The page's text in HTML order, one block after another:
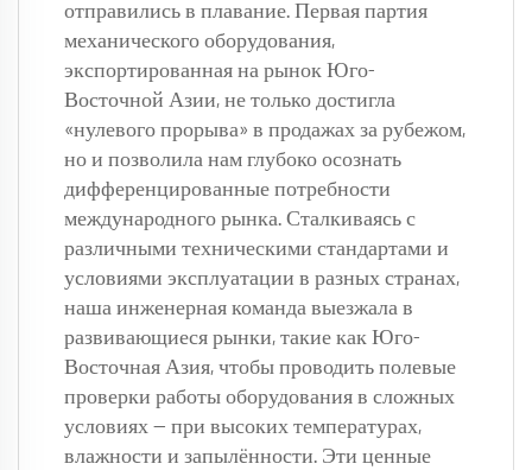
отправились в плавание. Первая партия
механического оборудования,
экспортированная на рынок Юго-
Восточной Азии, не только достигла
«нулевого прорыва» в продажах за рубежом,
но и позволила нам глубоко осознать
дифференцированные потребности
международного рынка. Сталкиваясь с
различными техническими стандартами и
условиями эксплуатации в разных странах,
наша инженерная команда выезжала в
развивающиеся рынки, такие как Юго-
Восточная Азия, чтобы проводить полевые
проверки работы оборудования в сложных
условиях — при высоких температурах,
влажности и запылённости. Эти ценные